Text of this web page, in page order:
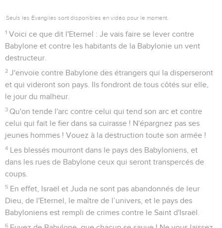
Seuls les Évangiles sont disponibles en vidéo pour le moment.
1 Voici ce que dit l'Eternel : Je vais faire se lever contre
Babylone et contre les habitants de la Babylonie un vent
destructeur.
2 J'envoie contre Babylone des étrangers qui la disperseront
et qui videront son pays. Ils fondront de tous côtés sur elle,
le jour du malheur.
3 Qu'on tende l'arc contre celui qui tend son arc et contre
celui qui fait le fier dans sa cuirasse ! N'épargnez pas ses
jeunes hommes ! Vouez à la destruction toute son armée !
4 Les blessés mourront dans le pays des Babyloniens, et
dans les rues de Babylone ceux qui seront transpercés de
coups.
5 En effet, Israël et Juda ne sont pas abandonnés de leur
Dieu, de l'Eternel, le maître de l’univers, et le pays des
Babyloniens est rempli de crimes contre le Saint d'Israël.
6